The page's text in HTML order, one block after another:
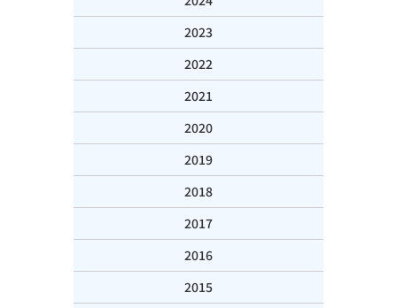
2023
2022
2021
2020
2019
2018
2017
2016
2015